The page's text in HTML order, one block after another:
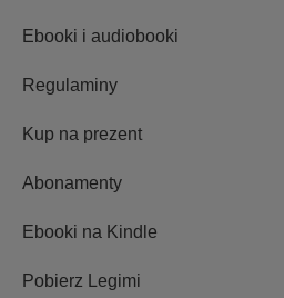
Ebooki i audiobooki
Regulaminy
Kup na prezent
Abonamenty
Ebooki na Kindle
Pobierz Legimi